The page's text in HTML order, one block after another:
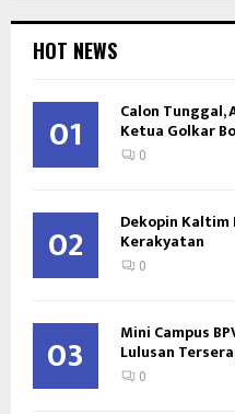
HOT NEWS
01 Calon Tunggal,
Ketua Golkar
0
02 Dekopin Kaltim
Kerakyatan
0
03 Mini Campus
Lulusan
0